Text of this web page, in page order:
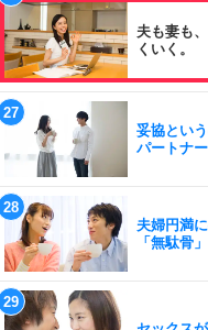
夫も妻も
くいく。
妥協とい
パートナ
夫婦円満
「無駄骨